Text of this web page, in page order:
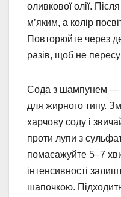
оливкової олії.
м’яким, а колір
Повторюйте через
разів, щоб не
Сода з шампунем —
для жирного типу.
харчову соду і
проти лупи з
помасажуйте 5–7
інтенсивності
шапочкою.